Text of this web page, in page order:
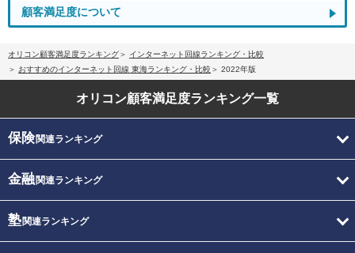
顧客満足度について
オリコン顧客満足度ランキング
インターネット回線ランキング・比較
おすすめのインターネット回線 東海ランキング・比較
2022年版
オリコン顧客満足度ランキング一覧
保険関連ランキング
金融関連ランキング
塾関連ランキング